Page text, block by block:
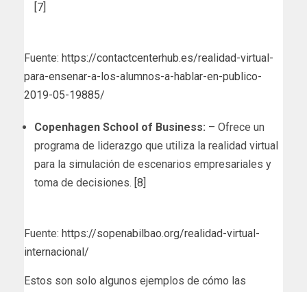
[7]
Fuente: https://contactcenterhub.es/realidad-virtual-
para-ensenar-a-los-alumnos-a-hablar-en-publico-
2019-05-19885/
Copenhagen School of Business: – Ofrece un
programa de liderazgo que utiliza la realidad virtual
para la simulación de escenarios empresariales y
toma de decisiones. [8]
Fuente: https://sopenabilbao.org/realidad-virtual-
internacional/
Estos son solo algunos ejemplos de cómo las